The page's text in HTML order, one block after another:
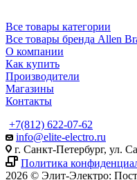
Все товары категории
Все товары бренда Allen
О компании
Как купить
Производители
Магазины
Контакты
+7(812) 622-07-62
info@elite-electro.ru
г. Санкт-Петербург, ул.
Политика
2026 © Элит-Электро: